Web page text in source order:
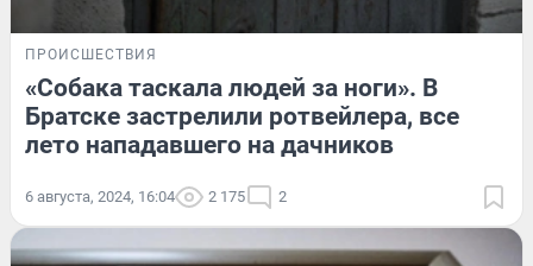
ПРОИСШЕСТВИЯ
«Собака таскала людей за ноги». В
Братске застрелили ротвейлера, все
лето нападавшего на дачников
6 августа, 2024, 16:04 2 175 2